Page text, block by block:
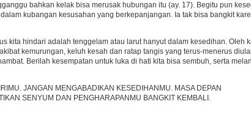
bahkan kelak bisa merusak hubungan itu (ay. 17). Begitu pun
kubangan kesusahan yang berkepanjangan. Ia tak bisa bangkit
kita hindari adalah tenggelam atau larut hanyut dalam kesedihan. Oleh
kemurungan, keluh kesah dan ratap tangis yang terus-menerus
Berilah kesempatan untuk luka di hati kita bisa sembuh, serta
JANGAN MENGABADIKAN KESEDIHANMU. MASA DEPAN
SENYUM DAN PENGHARAPANMU BANGKIT KEMBALI.